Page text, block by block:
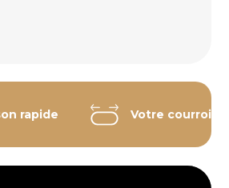
rapide Votre courroie